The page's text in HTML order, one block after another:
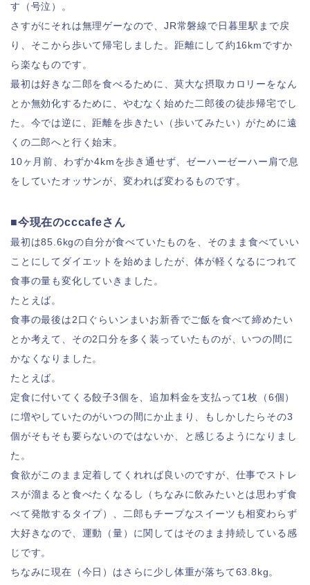
す（号泣）。
さすがにそれは無理ゲーなので、JR常磐線で日暮里駅まで戻
り、そこから歩いて帰宅しました。距離にして約16kmですか
ら楽なものです。
最初は好きな二郎を食べるために、莫大な摂取カロリーをなん
とか無効化するために、やむなく始めた二郎後の徒歩帰宅でし
た。今では逆に、距離を歩きたい（歩いてみたい）がために遠
くの二郎へと行く始末。
10ヶ月前、わずか4kmを歩き通せず、ゼーハーゼーハー肩で息
をしていたオッサンが、変われば変わるものです。
■今現在のcccafeさん
最初は85.6kgの自分が食べていたものを、そのまま食べていい
ことにしてダイエットを始めましたが、体が軽くなるにつれて
食事の量も変化していきました。
たとえば。
食事の最後は2口ぐらいンまいお新香でご飯を食べて締めたい
とか考えて、その2口分を多く装っていたものが、いつの間に
かなくなりました。
たとえば。
定食に付いてくる餃子3個を、追加料金を支払って1枚（6個）
に増やしていたのがいつの間にか止まり、もしかしたらその3
個がそもそも要らないのではないか、と感じるようになりまし
た。
食欲がこのまま定着してくれれば良いのですが、仕事でストレ
スが溜まると食べたくなるし（ちなみに飲みたいとは思わず食
べて発散するタイプ）、二郎もチープなスイーツも相変わらず
大好きなので、運動（量）に関してはそのまま持続している感
じです。
ちなみに現在（今日）はさらに少し体重が落ちて63.8kg。